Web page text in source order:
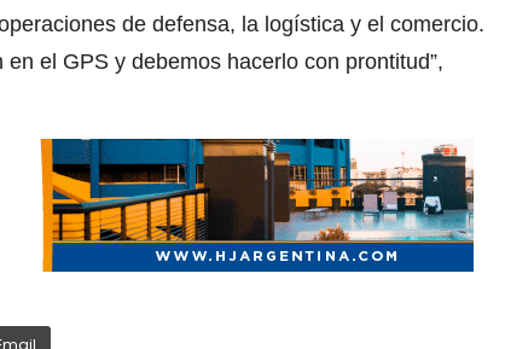
de defensa, la logística y el comercio.
el GPS y debemos hacerlo con prontitud”,